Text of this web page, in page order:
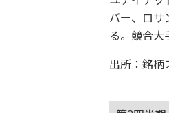
バー、ロサ
る。競合大
出所：銘